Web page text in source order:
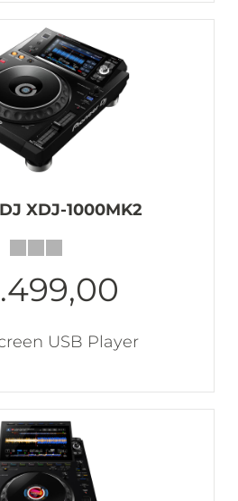
XDJ-1000MK2
USB Player